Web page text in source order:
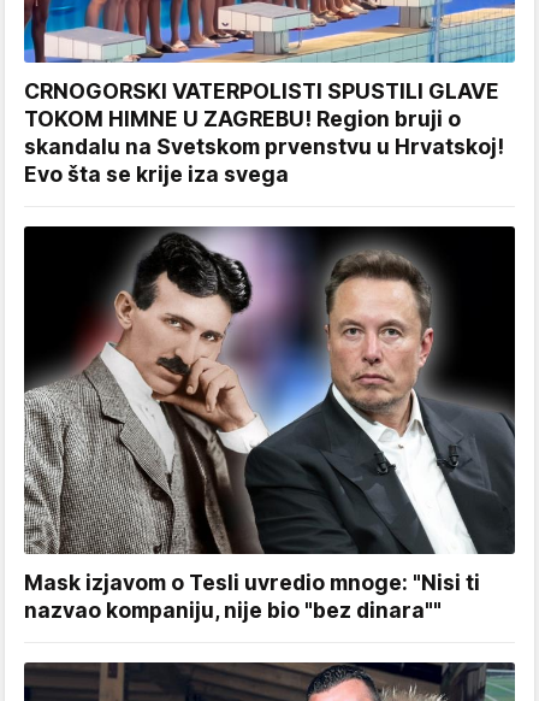
CRNOGORSKI VATERPOLISTI SPUSTILI GLAVE
TOKOM HIMNE U ZAGREBU! Region bruji o
skandalu na Svetskom prvenstvu u Hrvatskoj!
Evo šta se krije iza svega
Mask izjavom o Tesli uvredio mnoge: "Nisi ti
nazvao kompaniju, nije bio "bez dinara""